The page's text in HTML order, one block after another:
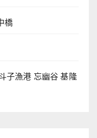
橋
子漁港 忘幽谷 基隆